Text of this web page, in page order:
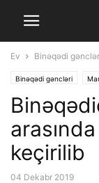
Ev Binəqədi
Binəqədi gəncləri
arasında
keçirilib
04 Dekabr 2019